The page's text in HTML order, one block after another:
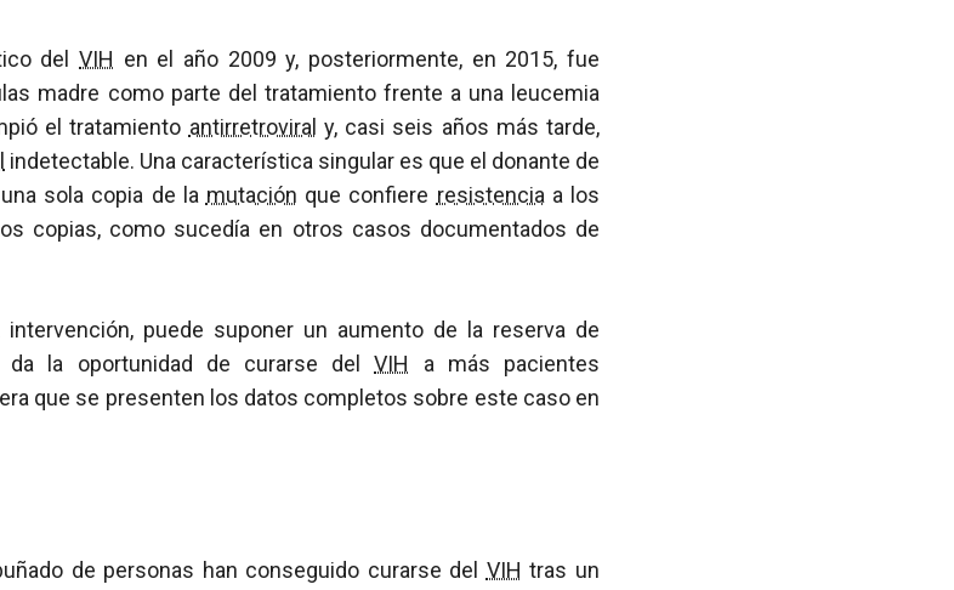
del VIH en el año 2009 y, posteriormente, en 2015, fue
madre como parte del tratamiento frente a una leucemia
el tratamiento antirretroviral y, casi seis años más tarde,
indetectable. Una característica singular es que el donante de
sola copia de la mutación que confiere resistenciaa los
copias, como sucedía en otros casos documentados de
puede suponer un aumento de la reserva de
la oportunidad de curarse delVIH
a más pacientes
que se presenten los datos completos sobre este caso en
de personas han conseguido curarse del VIH tras un